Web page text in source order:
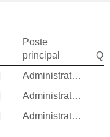
Poste
principal
Administrateur
Administrateur
Administrateur